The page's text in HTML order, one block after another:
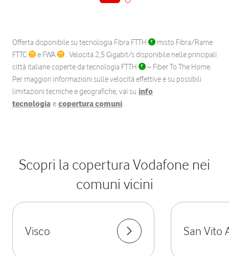
Offerta disponibile su tecnologia Fibra FTTH
misto Fibra/Rame
FTTC
e FWA
. Velocità 2,5 Gigabit/s disponibile nelle principali
città italiane coperte da tecnologia FTTH
– Fiber To The Home.
Per maggiori informazioni sulle velocità effettive e su possibili
limitazioni tecniche e geografiche, vai su info
tecnologia e copertura comuni.
Scopri la copertura Vodafone nei
comuni vicini
Visco San Vito